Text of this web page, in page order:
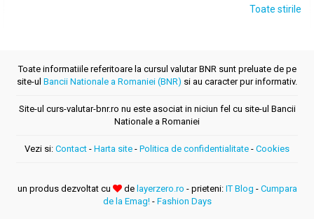
Toate stirile
Toate informatiile referitoare la cursul valutar BNR sunt preluate de pe
site-ul Bancii Nationale a Romaniei (BNR) si au caracter pur informativ.
Site-ul curs-valutar-bnr.ro nu este asociat in niciun fel cu site-ul Bancii
Nationale a Romaniei
Vezi si: Contact - Harta site - Politica de confidentialitate - Cookies
un produs dezvoltat cu de layerzero.ro - prieteni: IT Blog - Cumpara
de la Emag!- Fashion Days